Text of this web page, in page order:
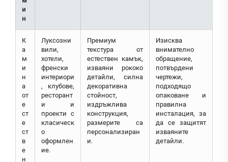
и
н
К
а
м
и
н
а
от
е
ст
е
ст
в
е
н
Луксозни
вили,
хотели,
френски
интериори
, клубове,
ресторант
и и
проекти с
класическ
о
оформлен
ие.
Премиум
текстура от
естествен камък,
изваяни рококо
детайли, силна
декоративна
стойност,
издръжлива
конструкция,
размерите са
персонализиран
и.
Изисква
внимателно
обращение,
потвърдени
чертежи,
подходящо
опаковане и
правилна
инсталация, за
да се защитят
изваяните
детайли.